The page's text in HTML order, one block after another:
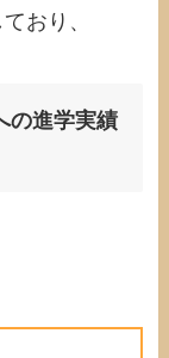
おり、
の進学実績